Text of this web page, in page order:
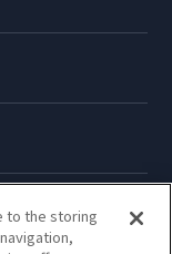
to the storing